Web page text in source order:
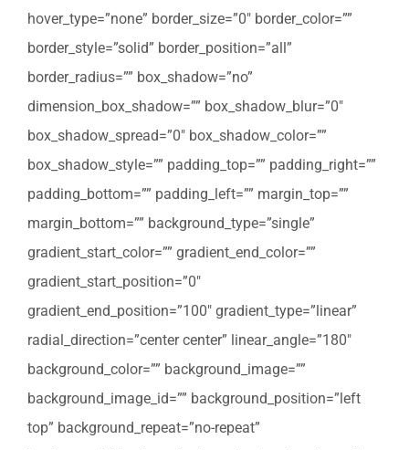
hover_type=”none” border_size=”0″ border_color=””
border_style=”solid” border_position=”all”
border_radius=”” box_shadow=”no”
dimension_box_shadow=”” box_shadow_blur=”0″
box_shadow_spread=”0″ box_shadow_color=””
box_shadow_style=”” padding_top=”” padding_right=””
padding_bottom=”” padding_left=”” margin_top=””
margin_bottom=”” background_type=”single”
gradient_start_color=”” gradient_end_color=””
gradient_start_position=”0″
gradient_end_position=”100″ gradient_type=”linear”
radial_direction=”center center” linear_angle=”180″
background_color=”” background_image=””
background_image_id=”” background_position=”left
top” background_repeat=”no-repeat”